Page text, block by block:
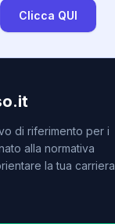
Clicca QUI
di riferimento per i
alla normativa
la tua carriera